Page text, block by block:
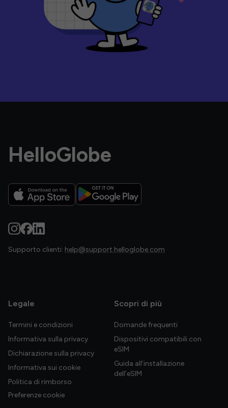
HelloGlobe
Supporto clienti: help@support.helloglobe.com
Legale
Termini e condizioni
Informativa sulla privacy
Dichiarazione sulla privacy
Informativa sui cookie
Politica di rimborso
Preferenze cookie
Scopri di più
Domande frequenti
Dispositivi compatibili con
eSIM
Guida all’installazione
dell’eSIM